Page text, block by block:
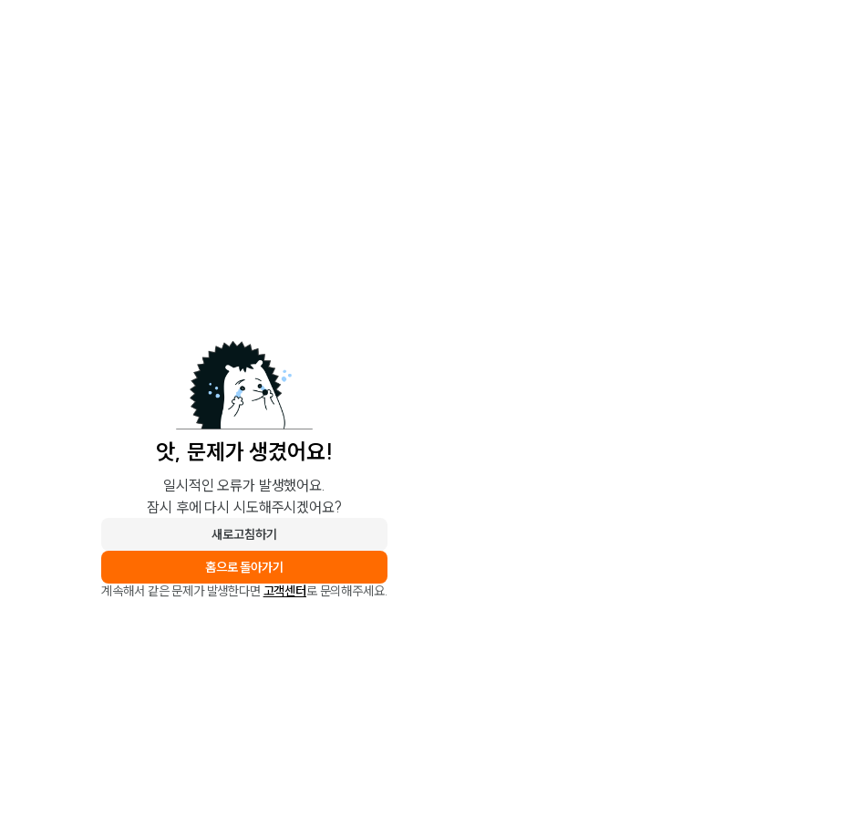
앗, 문제가 생겼어요!
일시적인 오류가 발생했어요.
잠시 후에 다시 시도해주시겠어요?
새로고침하기
홈으로 돌아가기
계속해서 같은 문제가 발생한다면 고객센터로 문의해주세요.